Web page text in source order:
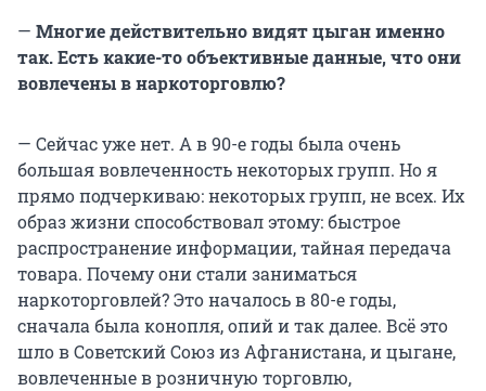
— Многие действительно видят цыган именно
так. Есть какие-то объективные данные, что они
вовлечены в наркоторговлю?
— Сейчас уже нет. А в 90-е годы была очень
большая вовлеченность некоторых групп. Но я
прямо подчеркиваю: некоторых групп, не всех. Их
образ жизни способствовал этому: быстрое
распространение информации, тайная передача
товара. Почему они стали заниматься
наркоторговлей? Это началось в 80-е годы,
сначала была конопля, опий и так далее. Всё это
шло в Советский Союз из Афганистана, и цыгане,
вовлеченные в розничную торговлю,